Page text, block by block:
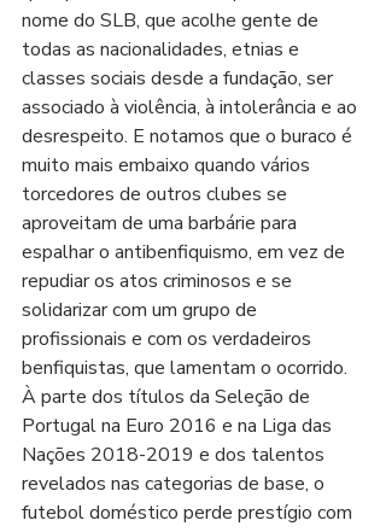
nome do SLB, que acolhe gente de
todas as nacionalidades, etnias e
classes sociais desde a fundação, ser
associado à violência, à intolerância e ao
desrespeito. E notamos que o buraco é
muito mais embaixo quando vários
torcedores de outros clubes se
aproveitam de uma barbárie para
espalhar o antibenfiquismo, em vez de
repudiar os atos criminosos e se
solidarizar com um grupo de
profissionais e com os verdadeiros
benfiquistas, que lamentam o ocorrido.
À parte dos títulos da Seleção de
Portugal na Euro 2016 e na Liga das
Nações 2018-2019 e dos talentos
revelados nas categorias de base, o
futebol doméstico perde prestígio com